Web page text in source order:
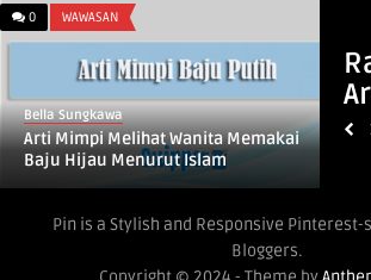
0 WAWASAN
Bella Sungkawa
Arti Mimpi Melihat Wanita Memakai
Baju Hijau Menurut Islam
Pin is a Stylish and Responsive
Bloggers.